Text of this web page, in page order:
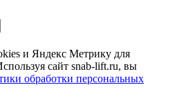
и Яндекс Метрику для
сайт snab-lift.ru, вы
обработки персональных